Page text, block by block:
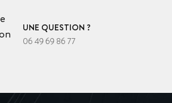
UNE QUESTION ?
06 49 69 86 77